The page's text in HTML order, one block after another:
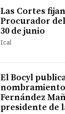
Las Cortes
Procurador
30 de junio
Ical
El Bocyl
Fernández
presidente de